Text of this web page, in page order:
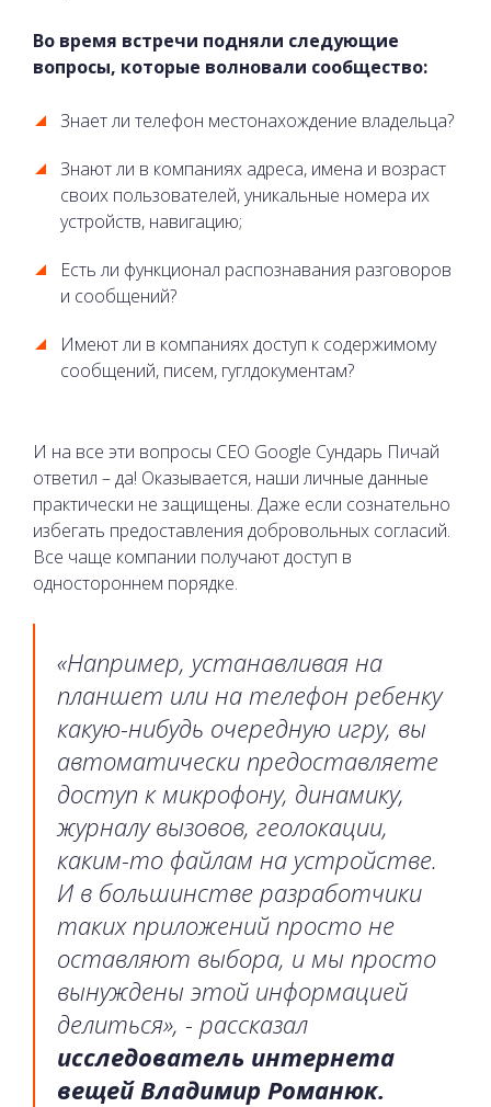
Во время встречи подняли следующие
вопросы, которые волновали сообщество:
Знает ли телефон местонахождение владельца?
Знают ли в компаниях адреса, имена и возраст
своих пользователей, уникальные номера их
устройств, навигацию;
Есть ли функционал распознавания разговоров
и сообщений?
Имеют ли в компаниях доступ к содержимому
сообщений, писем, гуглдокументам?
И на все эти вопросы СЕО Google Сундарь Пичай
ответил – да! Оказывается, наши личные данные
практически не защищены. Даже если сознательно
избегать предоставления добровольных согласий.
Все чаще компании получают доступ в
одностороннем порядке.
«Например, устанавливая на
планшет или на телефон ребенку
какую-нибудь очередную игру, вы
автоматически предоставляете
доступ к микрофону, динамику,
журналу вызовов, геолокации,
каким-то файлам на устройстве.
И в большинстве разработчики
таких приложений просто не
оставляют выбора, и мы просто
вынуждены этой информацией
делиться», - рассказал
исследователь интернета
вещей Владимир Романюк.